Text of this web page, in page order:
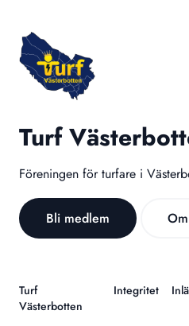
Turf
Föreningen för turfare i
Bli medlem
Turf
Västerbotten
Integritet